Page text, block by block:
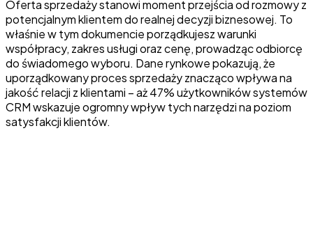
Oferta sprzedaży stanowi moment przejścia od rozmowy z
potencjalnym klientem do realnej decyzji biznesowej. To
właśnie w tym dokumencie porządkujesz warunki
współpracy, zakres usługi oraz cenę, prowadząc odbiorcę
do świadomego wyboru. Dane rynkowe pokazują, że
uporządkowany proces sprzedaży znacząco wpływa na
jakość relacji z klientami – aż 47% użytkowników systemów
CRM wskazuje ogromny wpływ tych narzędzi na poziom
satysfakcji klientów.